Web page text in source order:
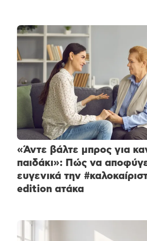
«Άντε βάλτε μπρος για
παιδάκι»: Πώς να
ευγενικά την
edition ατάκα